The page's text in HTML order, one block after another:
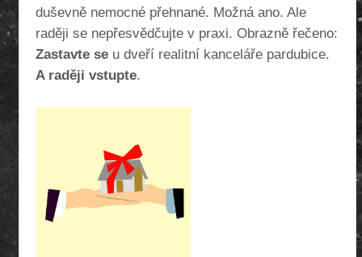
duševně nemocné přehnané. Možná ano. Ale
raději se nepřesvědčujte v praxi. Obrazně řečeno:
Zastavte se u dveří realitní kanceláře pardubice.
A raději vstupte.